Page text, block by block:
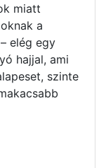
miatt
a
elég egy
hajjal, ami
szinte